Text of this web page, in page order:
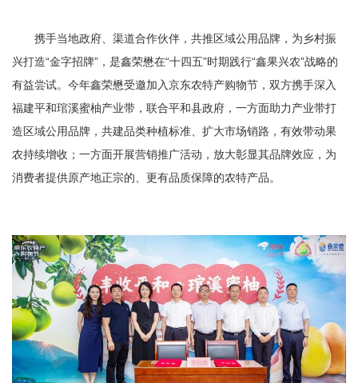
携手当地政府、渠道合作伙伴，共推区域公用品牌，为乡村振
兴打造“金字招牌”，是鑫荣懋在“十四五”时期践行“鑫果兴农”战略的
有益尝试。今年鑫荣懋受邀加入京东农特产购物节，双方携手深入
福建平和琯溪蜜柚产业带，联合平和县政府，一方面助力产业带打
造区域公用品牌，共建品类种植标准、扩大市场销路，有效带动果
农持续增收；一方面开展营销推广活动，放大彰显其品牌效应，为
消费者提供原产地正宗的、更有品质保障的农特产品。